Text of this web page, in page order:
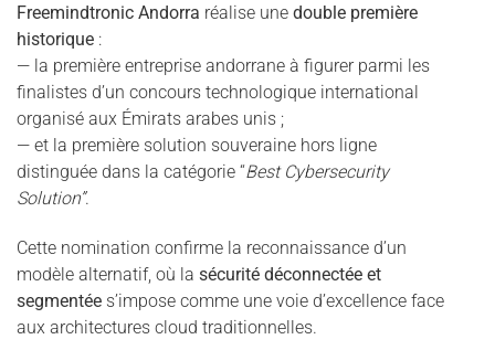
Freemindtronic Andorra réalise une double première
historique :
— la première entreprise andorrane à figurer parmi les
finalistes d’un concours technologique international
organisé aux Émirats arabes unis ;
— et la première solution souveraine hors ligne
distinguée dans la catégorie “Best Cybersecurity
Solution”.
Cette nomination confirme la reconnaissance d’un
modèle alternatif, où la sécurité déconnectée et
segmentée s’impose comme une voie d’excellence face
aux architectures cloud traditionnelles.